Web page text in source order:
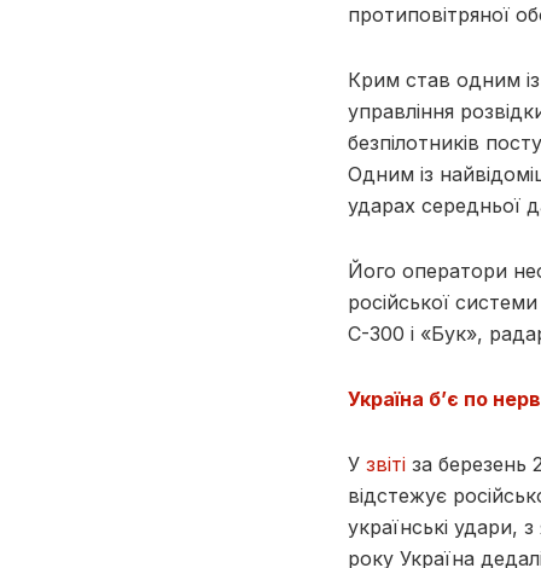
протиповітряної
Крим став одним із
управління
безпілотників
Одним із
ударах середньої
Його оператори
російської
С-300 і «Бук»,
Україна б’є по
У звіті за березень
відстежує
українські удари,
року Україна